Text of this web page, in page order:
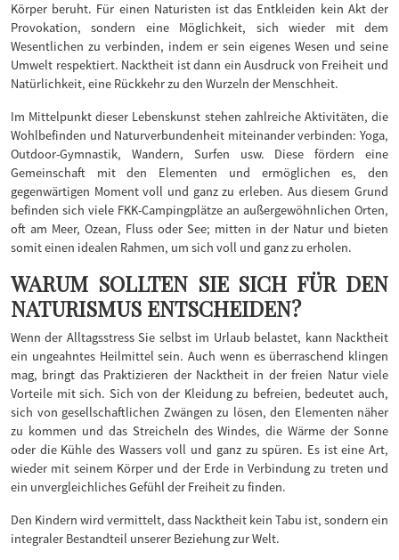
Körper beruht. Für einen Naturisten ist das Entkleiden kein Akt der
Provokation, sondern eine Möglichkeit, sich wieder mit dem
Wesentlichen zu verbinden, indem er sein eigenes Wesen und seine
Umwelt respektiert. Nacktheit ist dann ein Ausdruck von Freiheit und
Natürlichkeit, eine Rückkehr zu den Wurzeln der Menschheit.
Im Mittelpunkt dieser Lebenskunst stehen zahlreiche Aktivitäten, die
Wohlbefinden und Naturverbundenheit miteinander verbinden: Yoga,
Outdoor-Gymnastik, Wandern, Surfen usw. Diese fördern eine
Gemeinschaft mit den Elementen und ermöglichen es, den
gegenwärtigen Moment voll und ganz zu erleben. Aus diesem Grund
befinden sich viele FKK-Campingplätze an außergewöhnlichen Orten,
oft am Meer, Ozean, Fluss oder See; mitten in der Natur und bieten
somit einen idealen Rahmen, um sich voll und ganz zu erholen.
WARUM SOLLTEN SIE SICH FÜR DEN
NATURISMUS ENTSCHEIDEN?
Wenn der Alltagsstress Sie selbst im Urlaub belastet, kann Nacktheit
ein ungeahntes Heilmittel sein. Auch wenn es überraschend klingen
mag, bringt das Praktizieren der Nacktheit in der freien Natur viele
Vorteile mit sich. Sich von der Kleidung zu befreien, bedeutet auch,
sich von gesellschaftlichen Zwängen zu lösen, den Elementen näher
zu kommen und das Streicheln des Windes, die Wärme der Sonne
oder die Kühle des Wassers voll und ganz zu spüren. Es ist eine Art,
wieder mit seinem Körper und der Erde in Verbindung zu treten und
ein unvergleichliches Gefühl der Freiheit zu finden.
Den Kindern wird vermittelt, dass Nacktheit kein Tabu ist, sondern ein
integraler Bestandteil unserer Beziehung zur Welt.